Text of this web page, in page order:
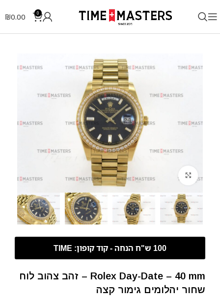
0
₪0.00
לחצו להגדלה
Rolex Day-Date – 40 mm – זהב צהוב לוח
שחור יהלומים גימור קצה